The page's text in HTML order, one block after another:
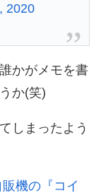
2020
かがメモを書
か(笑)
しまったよう
機の『コイ